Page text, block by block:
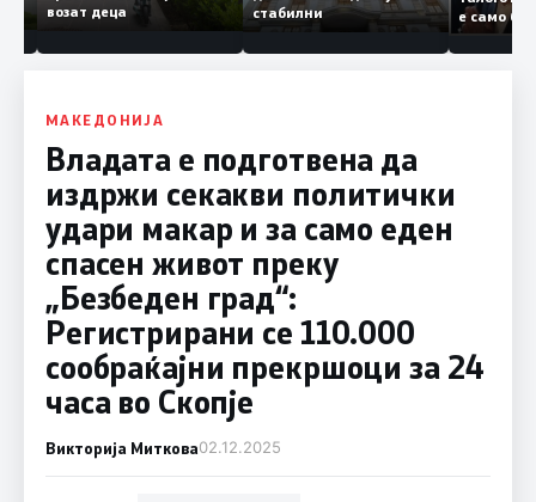
возат деца
стабилни
е само
Заев
МАКЕДОНИЈА
Владата е подготвена да
издржи секакви политички
удари макар и за само еден
спасен живот преку
„Безбеден град“:
Регистрирани се 110.000
сообраќајни прекршоци за 24
часа во Скопје
Викторија Миткова02.12.2025